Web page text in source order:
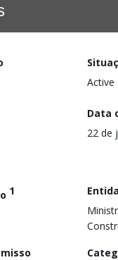
Active
Data
22 de
1